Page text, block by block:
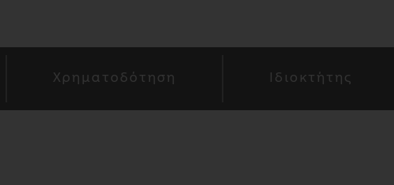
Χρηματοδότηση Ιδιοκτήτης